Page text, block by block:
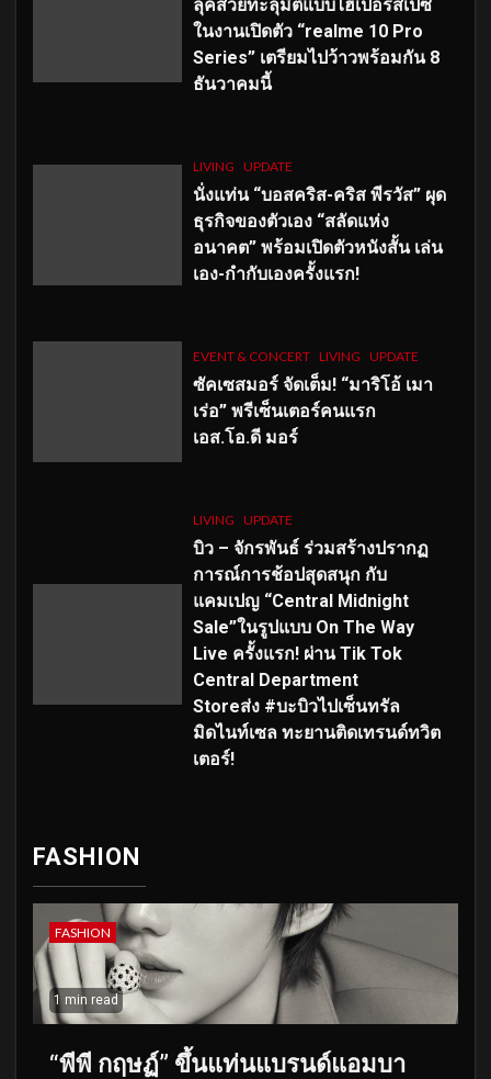
ลุคสวยทะลุมิติแบบไฮเปอร์สเปซ
ในงานเปิดตัว “realme 10 Pro
Series” เตรียมไปว้าวพร้อมกัน 8
ธันวาคมนี้
LIVING UPDATE
นั่งแท่น “บอสคริส-คริส พีรวัส” ผุด
ธุรกิจของตัวเอง “สลัดแห่ง
อนาคต” พร้อมเปิดตัวหนังสั้น เล่น
เอง-กำกับเองครั้งแรก!
EVENT & CONCERT LIVING UPDATE
ซัคเซสมอร์ จัดเต็ม! “มาริโอ้ เมา
เร่อ” พรีเซ็นเตอร์คนแรก
เอส.โอ.ดี มอร์
LIVING UPDATE
บิว – จักรพันธ์ ร่วมสร้างปรากฏ
การณ์การช้อปสุดสนุก กับ
แคมเปญ “Central Midnight
Sale”ในรูปแบบ On The Way
Live ครั้งแรก! ผ่าน Tik Tok
Central Department
Storeส่ง #บะบิวไปเซ็นทรัล
มิดไนท์เซล ทะยานติดเทรนด์ทวิต
เตอร์!
FASHION
FASHION
1 min read
“พีพี กฤษฏ์” ขึ้นแท่นแบรนด์แอมบา